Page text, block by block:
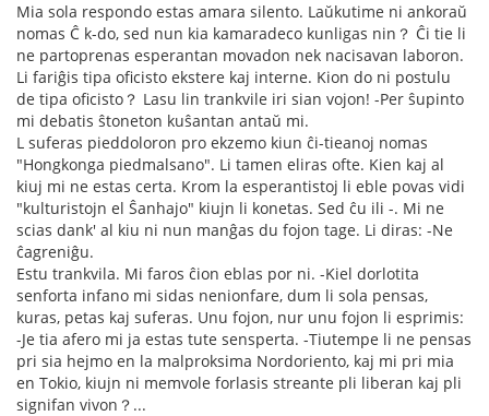
Mia sola respondo estas amara silento. Laŭkutime ni ankoraŭ
nomas Ĉ k-do, sed nun kia kamaradeco kunligas nin？ Ĉi tie li
ne partoprenas esperantan movadon nek nacisavan laboron.
Li fariĝis tipa oficisto ekstere kaj interne. Kion do ni postulu
de tipa oficisto？ Lasu lin trankvile iri sian vojon! -Per ŝupinto
mi debatis ŝtoneton kuŝantan antaŭ mi.
L suferas pieddoloron pro ekzemo kiun ĉi-tieanoj nomas
"Hongkonga piedmalsano". Li tamen eliras ofte. Kien kaj al
kiuj mi ne estas certa. Krom la esperantistoj li eble povas vidi
"kulturistojn el Ŝanhajo" kiujn li konetas. Sed ĉu ili -. Mi ne
scias dank' al kiu ni nun manĝas du fojon tage. Li diras: -Ne
ĉagreniĝu.
Estu trankvila. Mi faros ĉion eblas por ni. -Kiel dorlotita
senforta infano mi sidas nenionfare, dum li sola pensas,
kuras, petas kaj suferas. Unu fojon, nur unu fojon li esprimis:
-Je tia afero mi ja estas tute sensperta. -Tiutempe li ne pensas
pri sia hejmo en la malproksima Nordoriento, kaj mi pri mia
en Tokio, kiujn ni memvole forlasis streante pli liberan kaj pli
signifan vivon？...